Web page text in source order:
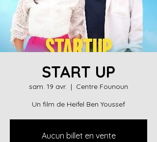
START UP
sam. 19 avr.
  |
Centre Founoun
Un film de Heifel Ben Youssef
Aucun billet en vente